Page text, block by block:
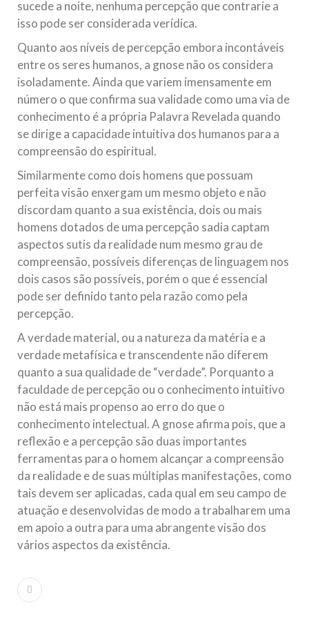
sucede a noite, nenhuma percepção que contrarie a
isso pode ser considerada verídica.
Quanto aos níveis de percepção embora incontáveis
entre os seres humanos, a gnose não os considera
isoladamente. Ainda que variem imensamente em
número o que confirma sua validade como uma via de
conhecimento é a própria Palavra Revelada quando
se dirige a capacidade intuitiva dos humanos para a
compreensão do espiritual.
Similarmente como dois homens que possuam
perfeita visão enxergam um mesmo objeto e não
discordam quanto a sua existência, dois ou mais
homens dotados de uma percepção sadia captam
aspectos sutis da realidade num mesmo grau de
compreensão, possíveis diferenças de linguagem nos
dois casos são possíveis, porém o que é essencial
pode ser definido tanto pela razão como pela
percepção.
A verdade material, ou a natureza da matéria e a
verdade metafísica e transcendente não diferem
quanto a sua qualidade de “verdade”. Porquanto a
faculdade de percepção ou o conhecimento intuitivo
não está mais propenso ao erro do que o
conhecimento intelectual. A gnose afirma pois, que a
reflexão e a percepção são duas importantes
ferramentas para o homem alcançar a compreensão
da realidade e de suas múltiplas manifestações, como
tais devem ser aplicadas, cada qual em seu campo de
atuação e desenvolvidas de modo a trabalharem uma
em apoio a outra para uma abrangente visão dos
vários aspectos da existência.